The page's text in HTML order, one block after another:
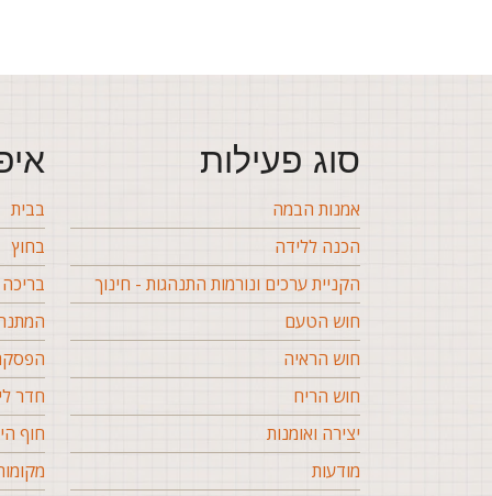
בבית
בחוץ
בריכה
חדר
חוף
סוג פעילות
אמנות הבמה
הכנה ללידה
הקניית ערכים ונורמות התנהגות - חינוך
חוש הטעם
חוש הראיה
חוש הריח
יצירה ואומנות
מודעות